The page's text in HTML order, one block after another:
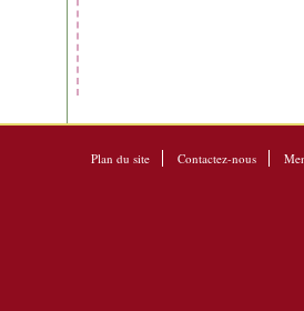
Plan du site Contactez-nous